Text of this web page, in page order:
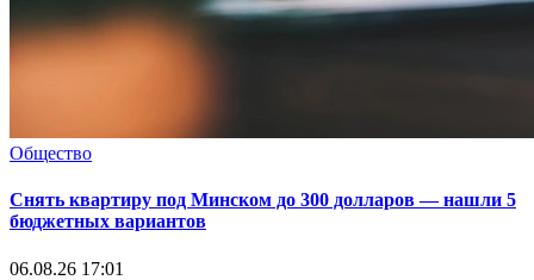
Общество
Снять квартиру под Минском до 300 долларов — нашли 5
бюджетных вариантов
06.08.26 17:01